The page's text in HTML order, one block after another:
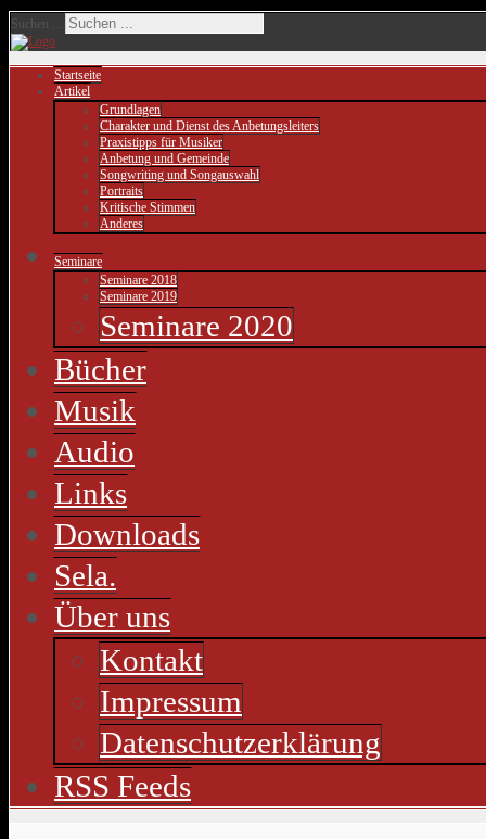
Suchen ...
Startseite
Artikel
Grundlagen
Charakter und Dienst des Anbetungsleiters
Praxistipps für Musiker
Anbetung und Gemeinde
Songwriting und Songauswahl
Portraits
Kritische Stimmen
Anderes
Seminare
Seminare 2018
Seminare 2019
Seminare 2020
Bücher
Musik
Audio
Links
Downloads
Sela.
Über uns
Kontakt
Impressum
Datenschutzerklärung
RSS Feeds